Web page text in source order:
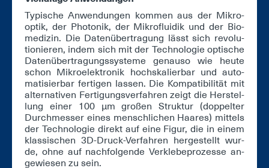
Ty­pi­sche An­wen­dun­gen kom­men aus der Mi­kro­
op­tik, der Pho­to­nik, der Mi­krof­lui­dik und der Bio­
me­di­zin. Die Da­ten­über­tra­gung lässt sich re­vo­lu­
tio­nie­ren, in­dem sich mit der Tech­no­lo­gie op­ti­sche
Da­ten­über­tra­gungs­sys­te­me ge­nau­so wie heu­te
schon Mi­kro­elek­tro­nik hoch­s­ka­lier­bar und au­to­
ma­ti­sier­bar fer­ti­gen las­sen. Die Kom­pa­ti­bi­li­tät mit
al­ter­na­ti­ven Fer­ti­gungs­ver­fah­ren zeigt die Her­stel­
lung ei­ner 100 µm gro­ßen Struk­tur (dop­pel­ter
Durch­mes­ser ei­nes mensch­li­chen Haa­res) mit­tels
der Tech­no­lo­gie di­rekt auf ei­ne Fi­gur, die in ei­nem
klas­si­schen 3D-Druck-Ver­fah­ren her­ge­stellt wur­
de, oh­ne auf nach­fol­gen­de Ver­kle­be­pro­zes­se an­
ge­wie­sen zu sein.